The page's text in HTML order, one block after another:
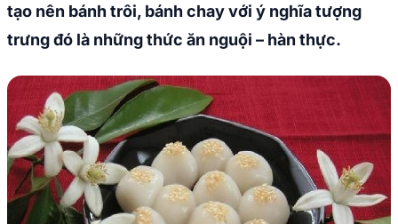
tạo nên bánh trôi, bánh chay với ý nghĩa tượng
trưng đó là những thức ăn nguội – hàn thực.